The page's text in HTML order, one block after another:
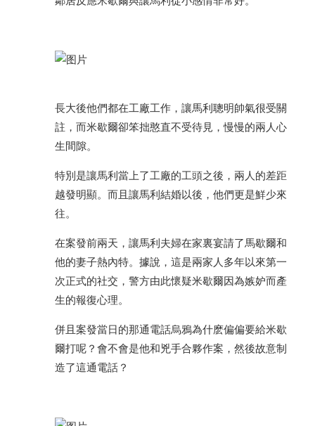
長大後他們都在工廠工作，讓馬利聰明帥氣很受關
註，而米歇爾卻笨拙憨直不受待見，慢慢的兩人心
生間隙。
特別是讓馬利當上了工廠的工頭之後，兩人的差距
越發明顯。而且讓馬利結婚以後，他們更是鮮少來
往。
在案發前兩天，讓馬利夫婦在家裏宴請了馬歇爾和
他的妻子熱內特。據說，這是兩家人多年以來第一
次正式的社交，警方由此懷疑米歇爾因為嫉妒而產
生的報復心理。
併且案發當日的那通電話烏鴉為什麽偏偏要給米歇
爾打呢？會不會是他和兇手合夥作案，然後故意制
造了這通電話？